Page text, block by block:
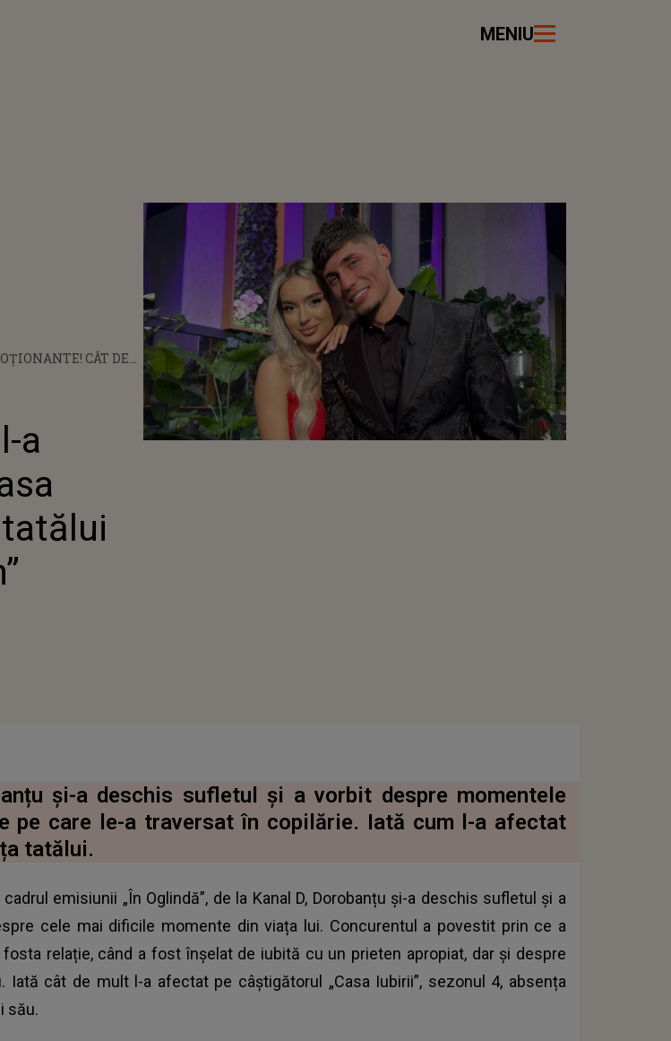
MENIU
CÂT DE
ÎN
a
ARTICOLUL
și-a deschis sufletul și a vorbit despre momentele
pe care le-a traversat în copilărie. Iată cum l-a afectat
tatălui.
emisiunii „În Oglindă”, de la Kanal D, Dorobanțu și-a deschis sufletul și a
cele mai dificile momente din viața lui. Concurentul a povestit prin ce a
relație, când a fost înșelat de iubită cu un prieten apropiat, dar și despre
Iată cât de mult l-a afectat pe câștigătorul „Casa Iubirii”, sezonul 4, absența
său.